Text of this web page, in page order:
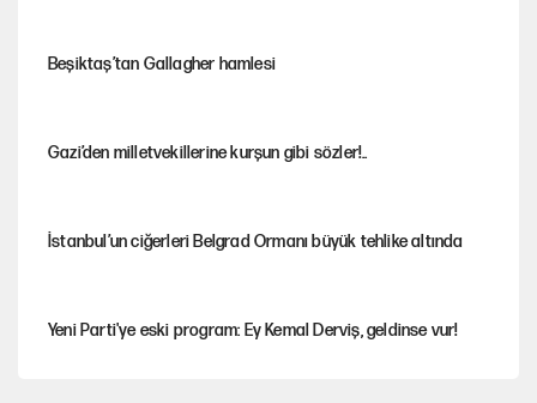
Beşiktaş’tan Gallagher hamlesi
Gazi’den milletvekillerine kurşun gibi sözler!..
İstanbul’un ciğerleri Belgrad Ormanı büyük tehlike altında
Yeni Parti'ye eski program: Ey Kemal Derviş, geldinse vur!